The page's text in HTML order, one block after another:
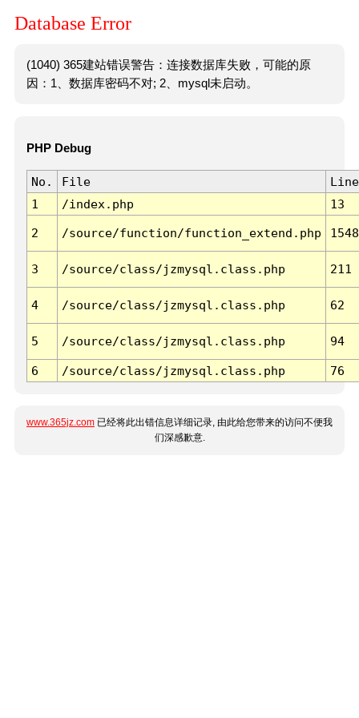
Database Error
(1040) 365建站错误警告：连接数据库失败，可能的原
因：1、数据库密码不对; 2、mysql未启动。
PHP Debug
No. File
Line
1
/index.php 13
2 /source/function/function_extend.php 1548
3 /source/class/jzmysql.class.php 211
4 /source/class/jzmysql.class.php 62
5 /source/class/jzmysql.class.php 94
6 /source/class/jzmysql.class.php 76
www.365jz.com 已经将此出错信息详细记录, 由此给您带来的访问不便我
们深感歉意.